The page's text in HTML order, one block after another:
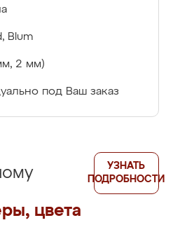
Blum
2 мм)
под Ваш заказ
цвета
УЗНАТЬ
ПОДРОБНОСТИ